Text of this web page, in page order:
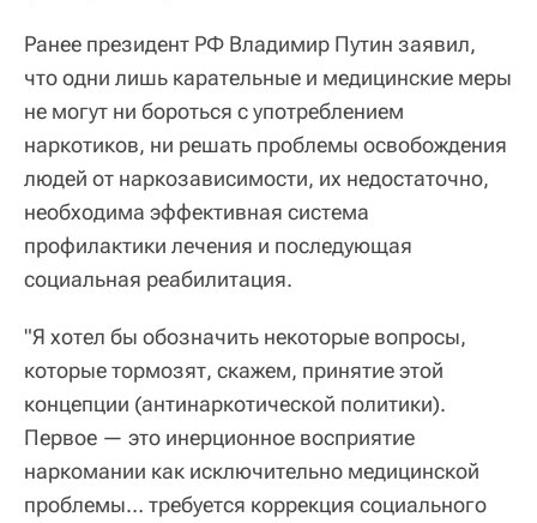
Ранее президент РФ Владимир Путин заявил,
что одни лишь карательные и медицинские меры
не могут ни бороться с употреблением
наркотиков, ни решать проблемы освобождения
людей от наркозависимости, их недостаточно,
необходима эффективная система
профилактики лечения и последующая
социальная реабилитация.
"Я хотел бы обозначить некоторые вопросы,
которые тормозят, скажем, принятие этой
концепции (антинаркотической политики).
Первое — это инерционное восприятие
наркомании как исключительно медицинской
проблемы… требуется коррекция социального